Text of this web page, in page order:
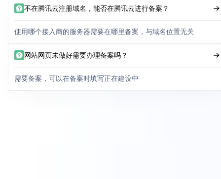
不在腾讯云注册域名，能否在腾讯云进行备案？
使用哪个接入商的服务器需要在哪里备案，与域名位置无关
网站网页未做好需要办理备案吗？
需要备案，可以在备案时填写正在建设中